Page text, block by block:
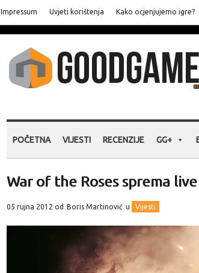
Impressum Uvjeti korištenja Kako ocjenjujemo igre?
POČETNA VIJESTI RECENZIJE GG+
War of the Roses sprema
05 rujna 2012 od Boris Martinović u Vijesti